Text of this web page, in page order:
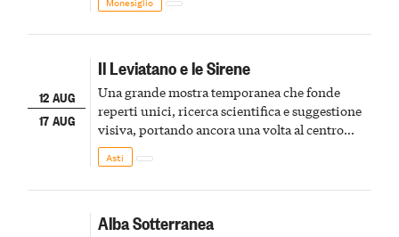
12 AUG
17 AUG
Il Leviatano e le Sirene
Una grande mostra temporanea che fonde
reperti unici, ricerca scientifica e suggestione
visiva, portando ancora una volta al centro
della scena le meraviglie del passato astigiano
Asti
Alba Sotterranea